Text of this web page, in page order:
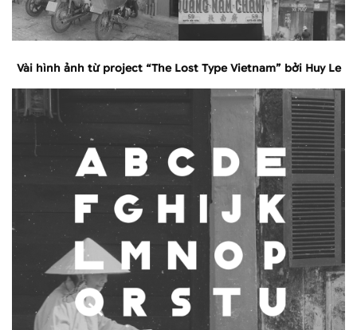
Vài hình ảnh từ project “The Lost Type Vietnam” bởi Huy Le